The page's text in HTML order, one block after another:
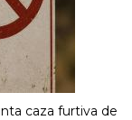
caza furtiva de